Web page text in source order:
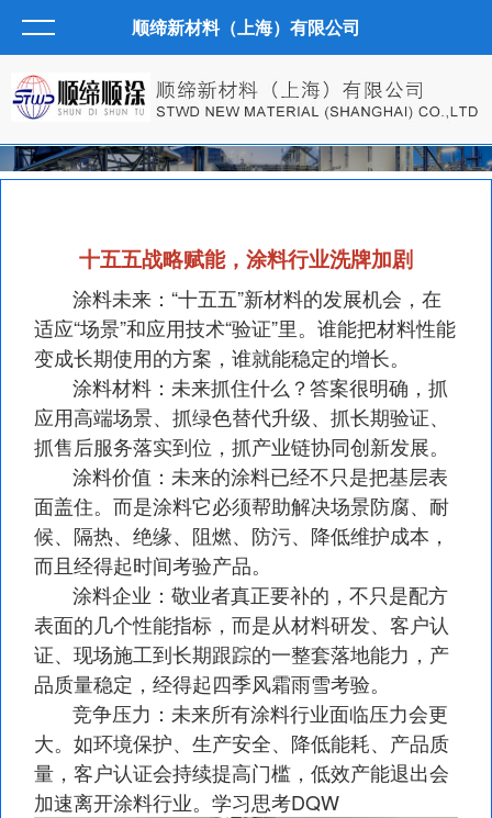
顺缔新材料（上海）有限公司
十五五战略赋能，涂料行业洗牌加剧
涂料未来：“十五五”新材料的发展机会，在
适应“场景”和应用技术“验证”里。谁能把材料性能
变成长期使用的方案，谁就能稳定的增长。
涂料材料：未来抓住什么？答案很明确，抓
应用高端场景、抓绿色替代升级、抓长期验证、
抓售后服务落实到位，抓产业链协同创新发展。
涂料价值：未来的涂料已经不只是把基层表
面盖住。而是涂料它必须帮助解决场景防腐、耐
候、隔热、绝缘、阻燃、防污、降低维护成本，
而且经得起时间考验产品。
涂料企业：敬业者真正要补的，不只是配方
表面的几个性能指标，而是从材料研发、客户认
证、现场施工到长期跟踪的一整套落地能力，产
品质量稳定，经得起四季风霜雨雪考验。
竞争压力：未来所有涂料行业面临压力会更
大。如环境保护、生产安全、降低能耗、产品质
量，客户认证会持续提高门槛，低效产能退出会
加速离开涂料行业。学习思考DQW